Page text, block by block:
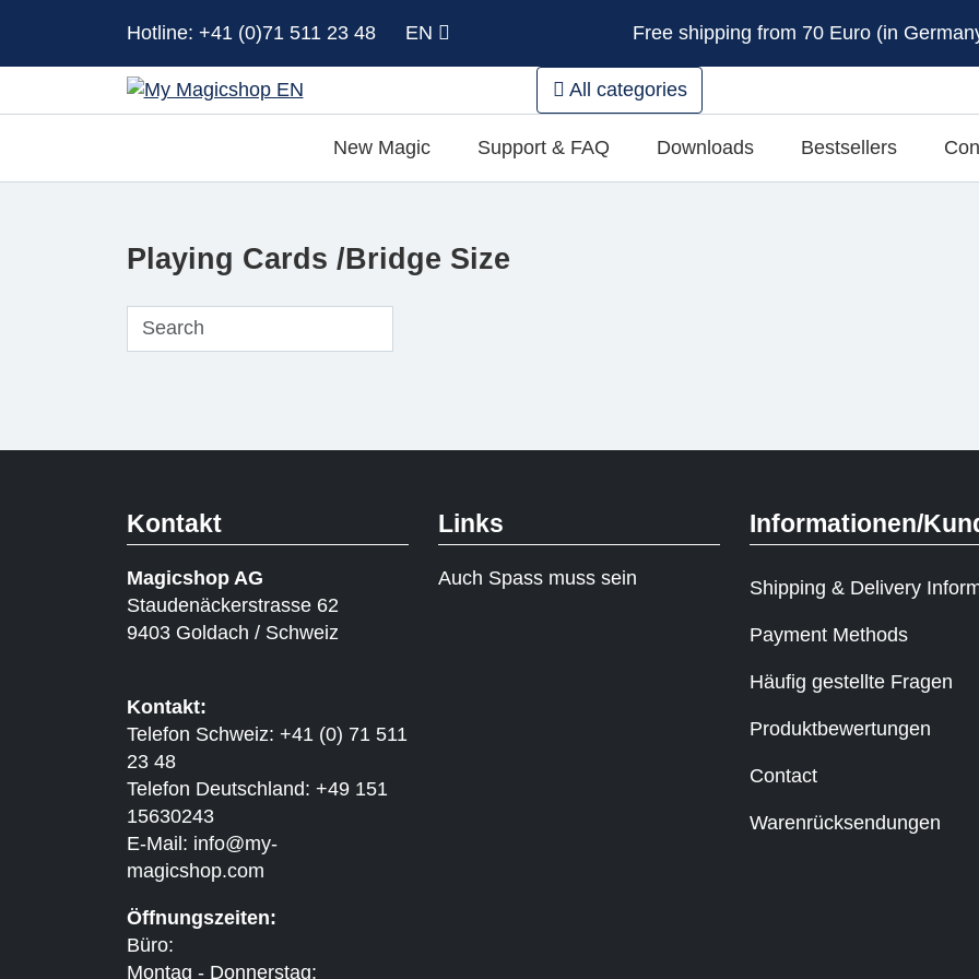
Hotline: +41 (0)71 511 23 48 EN Free shipping from 70 Euro (in
All categories
New Magic Support & FAQ Downloads Bestsellers
Playing Cards /Bridge Size
Kontakt
Magicshop AG
Staudenäckerstrasse 62
9403 Goldach / Schweiz
Kontakt:
Telefon Schweiz: +41 (0) 71 511
23 48
Telefon Deutschland: +49 151
15630243
E-Mail: info@my-
magicshop.com
Öffnungszeiten:
Büro:
Montag - Donnerstag:
Links
Auch Spass muss sein
Informationen/
Shipping & Delivery
Payment Methods
Häufig gestellte Fragen
Produktbewertungen
Contact
Warenrücksendungen